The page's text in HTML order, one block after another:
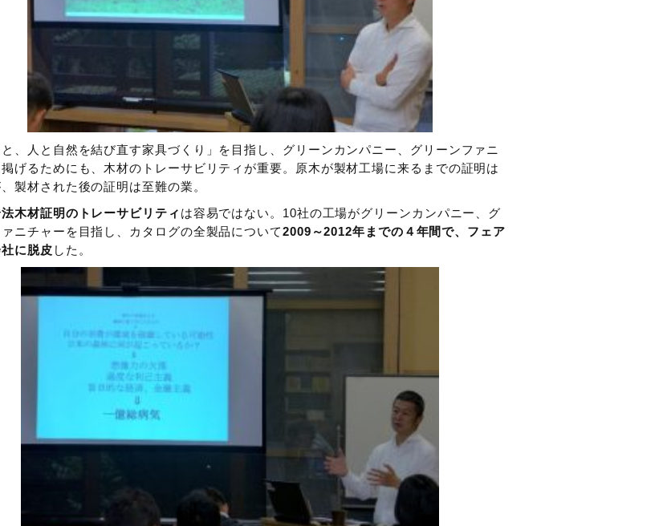
と、人と自然を結び直す家具づくり」を目指し、グリーンカンパニー、グリーンファニ
げるためにも、木材のトレーサビリティが重要。原木が製材工場に来るまでの証明は
製材された後の証明は至難の業。
木材証明のトレーサビリティ は容易ではない。10社の工場がグリーンカンパニー、グ
ァニチャーを目指し、カタログの全製品について2009～2012年までの４年間で、フェア
に脱皮 した。